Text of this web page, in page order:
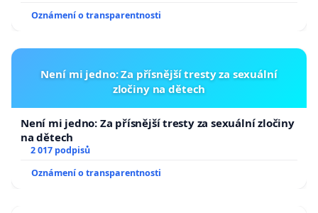
Oznámení o transparentnosti
Není mi jedno: Za přísnější tresty za sexuální
zločiny na dětech
Není mi jedno: Za přísnější tresty za sexuální zločiny
na dětech
2 017 podpisů
Oznámení o transparentnosti